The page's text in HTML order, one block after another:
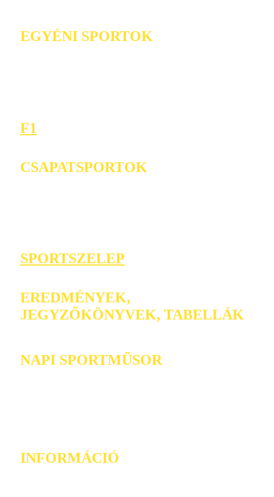
EGYÉNI SPORTOK
F1
CSAPATSPORTOK
SPORTSZELEP
EREDMÉNYEK,
JEGYZŐKÖNYVEK, TABELLÁK
NAPI SPORTMŰSOR
INFORMÁCIÓ